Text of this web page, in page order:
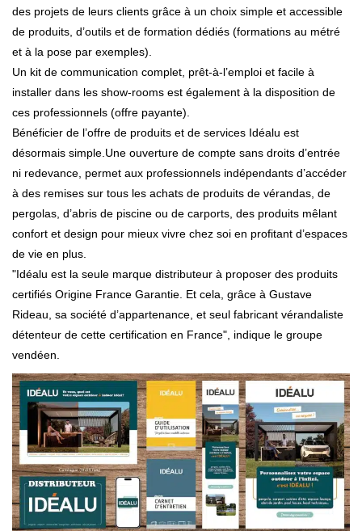
des projets de leurs clients grâce à un choix simple et accessible
de produits, d’outils et de formation dédiés (formations au métré
et à la pose par exemples).
Un kit de communication complet, prêt-à-l’emploi et facile à
installer dans les show-rooms est également à la disposition de
ces professionnels (offre payante).
Bénéficier de l’offre de produits et de services Idéalu est
désormais simple.Une ouverture de compte sans droits d’entrée
ni redevance, permet aux professionnels indépendants d’accéder
à des remises sur tous les achats de produits de vérandas, de
pergolas, d’abris de piscine ou de carports, des produits mêlant
confort et design pour mieux vivre chez soi en profitant d’espaces
de vie en plus.
"Idéalu est la seule marque distributeur à proposer des produits
certifiés Origine France Garantie. Et cela, grâce à Gustave
Rideau, sa société d’appartenance, et seul fabricant vérandaliste
détenteur de cette certification en France", indique le groupe
vendéen.